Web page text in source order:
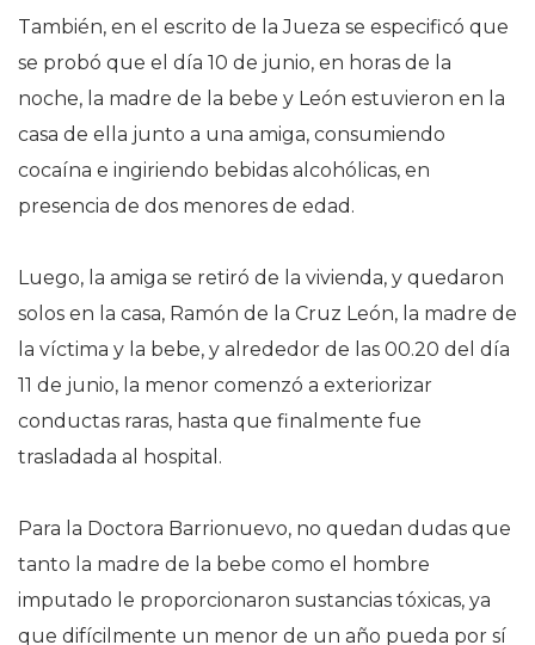
También, en el escrito de la Jueza se especificó que
se probó que el día 10 de junio, en horas de la
noche, la madre de la bebe y León estuvieron en la
casa de ella junto a una amiga, consumiendo
cocaína e ingiriendo bebidas alcohólicas, en
presencia de dos menores de edad.
Luego, la amiga se retiró de la vivienda, y quedaron
solos en la casa, Ramón de la Cruz León, la madre de
la víctima y la bebe, y alrededor de las 00.20 del día
11 de junio, la menor comenzó a exteriorizar
conductas raras, hasta que finalmente fue
trasladada al hospital.
Para la Doctora Barrionuevo, no quedan dudas que
tanto la madre de la bebe como el hombre
imputado le proporcionaron sustancias tóxicas, ya
que difícilmente un menor de un año pueda por sí